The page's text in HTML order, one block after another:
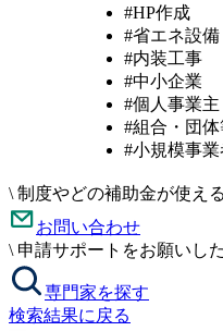
#HP作成
#省エネ設備
#内装工事
#中小企業
#個人事業主
#組合・団体
#小規模事業
\ 制度やどの補助金が使え
お問い合わせ
\ 申請サポートをお願いし
専門家を探す
検索結果に戻る